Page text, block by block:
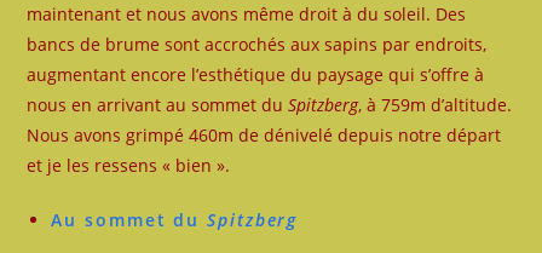
maintenant et nous avons même droit à du soleil. Des
bancs de brume sont accrochés aux sapins par endroits,
augmentant encore l’esthétique du paysage qui s’offre à
nous en arrivant au sommet duSpitzberg, à 759m d’altitude.
Nous avons grimpé 460m de dénivelé depuis notre départ
et je les ressens « bien ».
Au sommet duSpitzberg